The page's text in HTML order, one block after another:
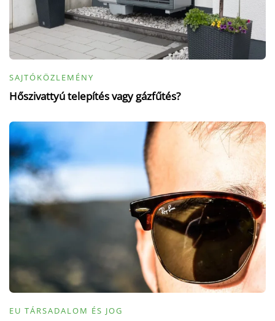
SAJTÓKÖZLEMÉNY
Hőszivattyú telepítés vagy gázfűtés?
EU TÁRSADALOM ÉS JOG